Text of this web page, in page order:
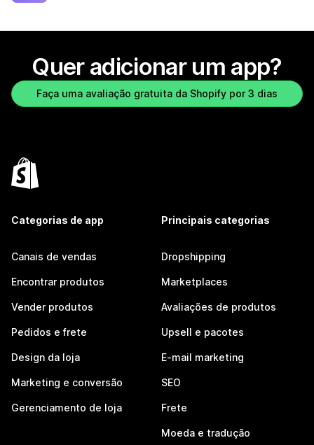
Quer adicionar um app?
Faça uma avaliação gratuita da Shopify por 3 dias
Categorias de app
Canais de vendas
Encontrar produtos
Vender produtos
Pedidos e frete
Design da loja
Marketing e conversão
Gerenciamento de loja
Principais categorias
Dropshipping
Marketplaces
Avaliações de produtos
Upsell e pacotes
E-mail marketing
SEO
Frete
Moeda e tradução